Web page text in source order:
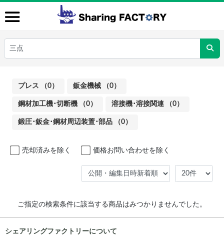
プレス （0） 鈑金機械 （0）
鋼材加工機･切断機 （0） 溶接機･溶接関連 （0）
鍛圧･鈑金･鋼材周辺装置･部品 （0）
売却済みを除く 価格お問い合わせを除く
ご指定の検索条件に該当する商品はみつかりませんでした。
シェアリングファクトリーについて